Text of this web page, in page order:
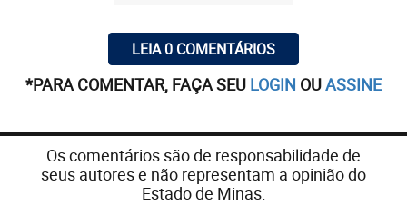
LEIA 0 COMENTÁRIOS
*PARA COMENTAR, FAÇA SEU LOGIN OUASSINE
Os comentários são de responsabilidade de
seus autores e não representam a opinião do
Estado de Minas.